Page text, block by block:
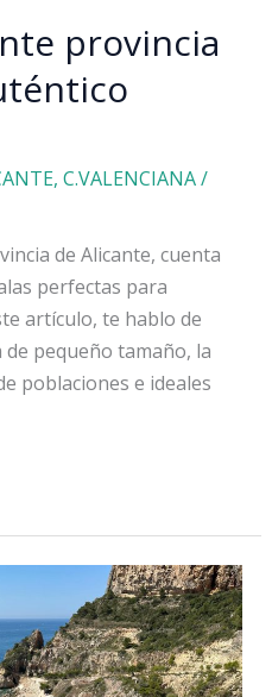
provincia
, C.VALENCIANA/
de Alicante, cuenta
perfectas para
artículo, te hablo de
pequeño tamaño, la
poblaciones e ideales